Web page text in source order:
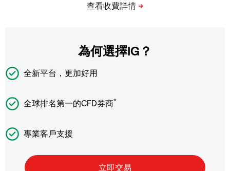
為何選擇IG？
全新平台，更加好用
全球排名第一的CFD券商*
專業客戶支援